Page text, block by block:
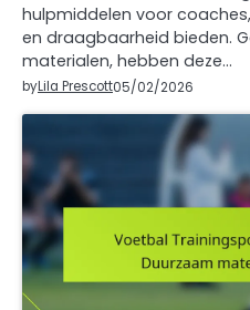
hulpmiddelen voor
en draagbaarheid bieden.
materialen, hebben deze…
byLila Prescott05/02/2026